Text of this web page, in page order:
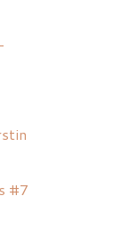
#7